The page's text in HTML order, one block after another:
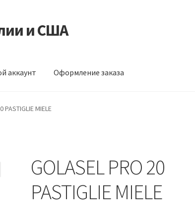
и США
аккаунт Оформление заказа
заказа
PASTIGLIE MIELE
GOLASEL PRO 20
PASTIGLIE MIELE